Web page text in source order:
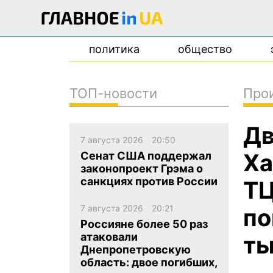
политика общество
ТОП-новости
7 августа 2026 20:50
Сенат США поддержал
законопроект Грэма о
санкциях против России
7 августа 2026 20:21
Россияне более 50 раз
атаковали
Днепропетровскую
область: двое погибших,